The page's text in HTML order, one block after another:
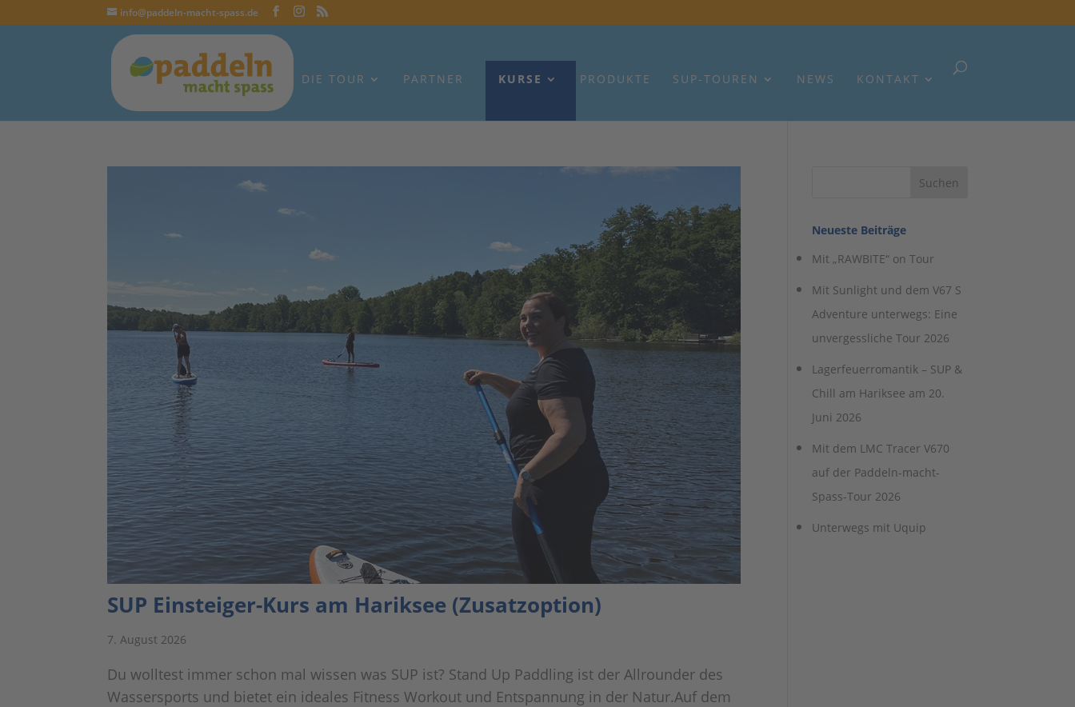
info@paddeln-macht-spass.de
DIE TOUR PARTNER KURSE PRODUKTE SUP-TOUREN NEWS KONTAKT
SUP Einsteiger-Kurs am Hariksee (Zusatzoption)
7. August 2026
Du wolltest immer schon mal wissen was SUP ist? Stand Up Paddling ist der Allrounder des
Wassersports und bietet ein ideales Fitness Workout und Entspannung in der Natur.Auf dem
Neueste Beiträge
Mit „RAWBITE“ on Tour
Mit Sunlight und dem V67 S
Adventure unterwegs: Eine
unvergessliche Tour 2026
Lagerfeuerromantik – SUP &
Chill am Hariksee am 20.
Juni 2026
Mit dem LMC Tracer V670
auf der Paddeln-macht-
Spass-Tour 2026
Unterwegs mit Uquip